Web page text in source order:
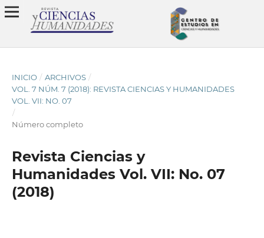
INICIO / ARCHIVOS /
VOL. 7 NÚM. 7 (2018): REVISTA CIENCIAS Y HUMANIDADES
VOL. VII: NO. 07
/
Número completo
Revista Ciencias y
Humanidades Vol. VII: No. 07
(2018)